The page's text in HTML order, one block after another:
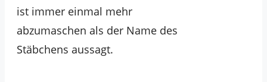
ist immer einmal mehr
abzumaschen als der Name des
Stäbchens aussagt.